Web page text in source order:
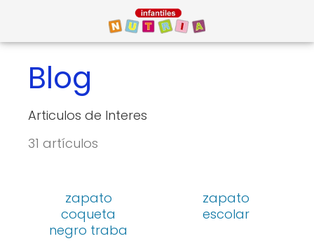
Blog
Articulos de Interes
31 artículos
zapato
coqueta
negro traba
zapato
escolar